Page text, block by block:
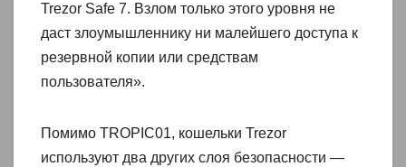
Trezor Safe 7. Взлом только этого уровня не
даст злоумышленнику ни малейшего доступа к
резервной копии или средствам
пользователя».
Помимо TROPIC01, кошельки Trezor
используют два других слоя безопасности —